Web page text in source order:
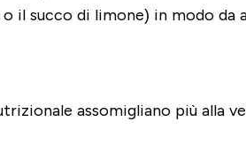
il succo di limone) in modo da
assomigliano più alla